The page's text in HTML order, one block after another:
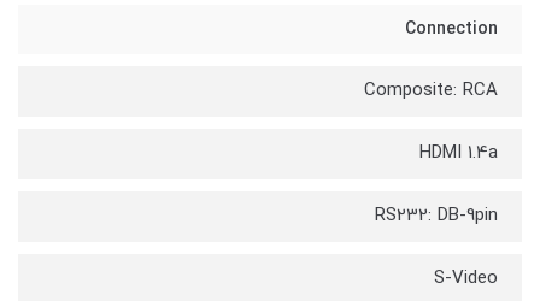
Connection
Composite: RCA
HDMI 1.4a
RS232: DB-9pin
S-Video